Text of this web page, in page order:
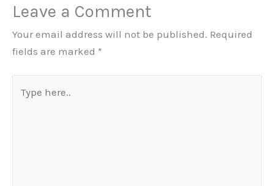
Leave a Comment
Your email address will not be published. Required
fields are marked *
here..